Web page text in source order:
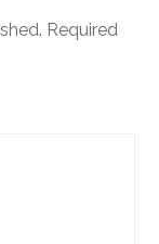
Required